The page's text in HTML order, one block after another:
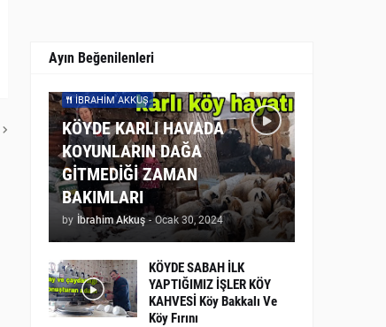
Ayın Beğenilenleri
İBRAHIM AKKUŞ
KÖYDE KARLI HAVADA
KOYUNLARIN DAĞA
GİTMEDİĞİ ZAMAN
BAKIMLARI
by İbrahim Akkuş - Ocak 30, 2024
KÖYDE SABAH İLK
YAPTIĞIMIZ İŞLER KÖY
KAHVESİ Köy Bakkalı Ve
Köy Fırını